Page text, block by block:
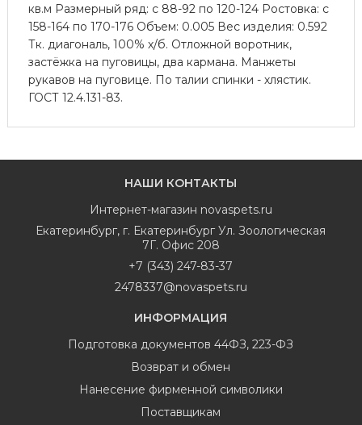
кв.м Размерный ряд: с 88-92 по 120-124 Ростовка: с
158-164 по 170-176 Объем: 0.005 Вес изделия: 0.592
Тк. диагональ, 100% х/б. Отложной воротник,
застёжка на пуговицы, два кармана. Манжеты
рукавов на пуговице. По талии спинки - хлястик.
ГОСТ 12.4.131-83.
НАШИ КОНТАКТЫ
Интернет-магазин novaspets.ru
Екатеринбург, г. Екатеринбург Ул. Зоологическая
7Г. Офис 208
+7 (343) 247-83-37
2478337@novaspets.ru
ИНФОРМАЦИЯ
Подготовка документов 44ФЗ, 223-ФЗ
Возврат и обмен
Нанесение фирменной символики
Поставщикам